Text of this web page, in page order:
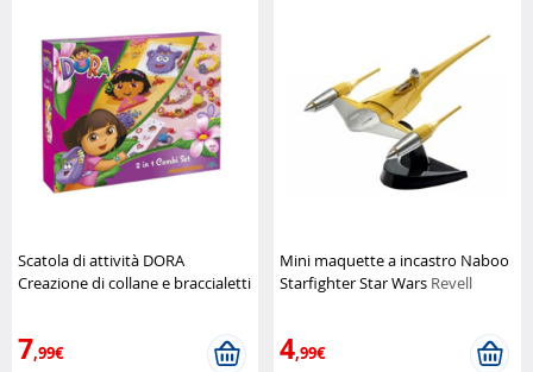
Scatola di attività DORA
Creazione di collane e braccialetti
7,99€
Mini maquette a incastro Naboo
Starfighter Star Wars Revell
4,99€